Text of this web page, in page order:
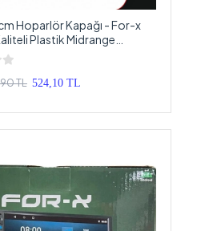
Hoparlör Kapağı - For-x
Plastik Midrange
16 cm - 2 Adet
TL 524,10 TL